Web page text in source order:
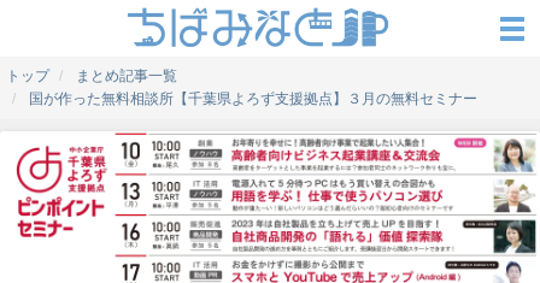
トップ
まとめ記事一覧
国が作った無料相談所【千葉県よろず支援拠点】３月の無料セミナー